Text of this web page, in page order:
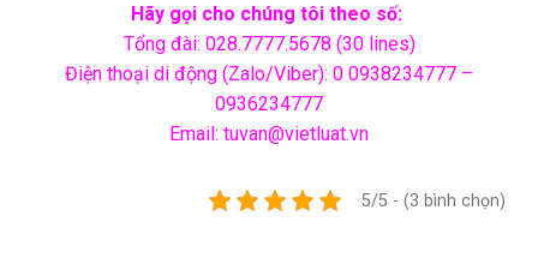
Hãy gọi cho chúng tôi theo số:
Tổng đài: 028.7777.5678 (30 lines)
Điện thoại di động (Zalo/Viber): 0 0938234777 –
0936234777
Email: tuvan@vietluat.vn
5/5 - (3 bình chọn)